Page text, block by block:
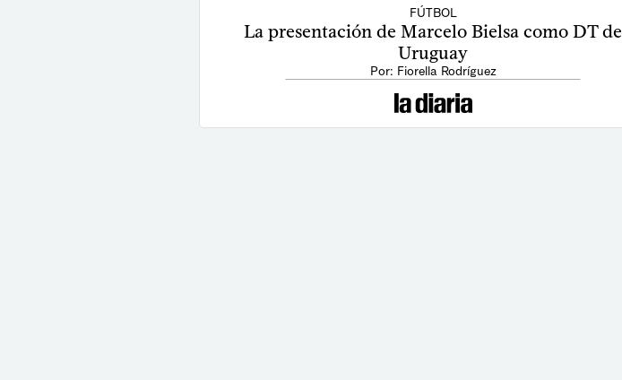
FÚTBOL
La presentación de Marcelo Bielsa como DT de
Uruguay
Por: Fiorella Rodríguez